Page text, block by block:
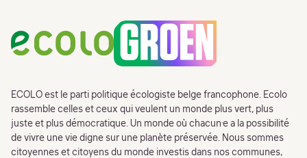
ECOLO est le parti politique écologiste belge francophone. Ecolo
rassemble celles et ceux qui veulent un monde plus vert, plus
juste et plus démocratique. Un monde où chacun·e a la possibilité
de vivre une vie digne sur une planète préservée. Nous sommes
citoyennes et citoyens du monde investis dans nos communes,